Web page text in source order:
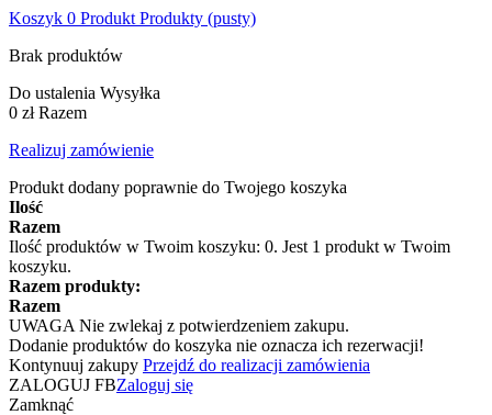
Koszyk 0 Produkt Produkty (pusty)
Brak produktów
Do ustalenia Wysyłka
0 zł Razem
Realizuj zamówienie
Produkt dodany poprawnie do Twojego koszyka
Ilość
Razem
Ilość produktów w Twoim koszyku: 0. Jest 1 produkt w Twoim
koszyku.
Razem produkty:
Razem
UWAGA Nie zwlekaj z potwierdzeniem zakupu.
Dodanie produktów do koszyka nie oznacza ich rezerwacji!
Kontynuuj zakupy Przejdź do realizacji zamówienia
ZALOGUJ FBZaloguj się
Zamknąć